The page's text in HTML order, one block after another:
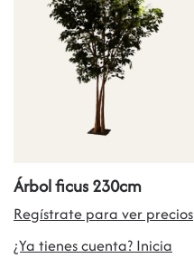
Árbol ficus 230cm
Regístrate para ver precios
¿Ya tienes cuenta? Inicia